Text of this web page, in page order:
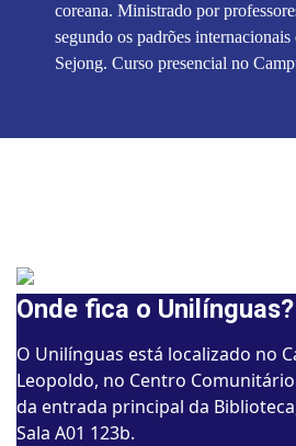
coreana. Ministrado por
segundo os padrões
Sejong. Curso presencial no
Onde fica o Unilínguas?
O Unilínguas está localizado no
Leopoldo, no Centro
da entrada principal da
Sala A01 123b.